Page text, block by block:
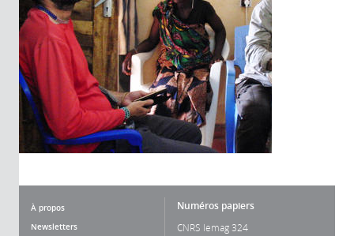
À propos
Newsletters
Numéros papiers
CNRS lemag 324